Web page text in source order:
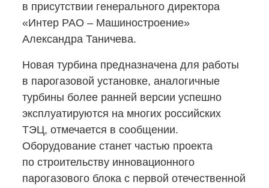
в присутствии генерального директора
«Интер РАО – Машиностроение»
Александра Таничева.
Новая турбина предназначена для работы
в парогазовой установке, аналогичные
турбины более ранней версии успешно
эксплуатируются на многих российских
ТЭЦ, отмечается в сообщении.
Оборудование станет частью проекта
по строительству инновационного
парогазового блока с первой отечественной